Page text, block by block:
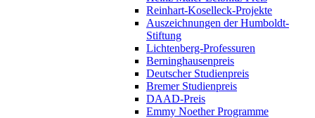
Reinhart-Koselleck-Projekte
Auszeichnungen der Humboldt-
Stiftung
Lichtenberg-Professuren
Berninghausenpreis
Deutscher Studienpreis
Bremer Studienpreis
DAAD-Preis
Emmy Noether Programme